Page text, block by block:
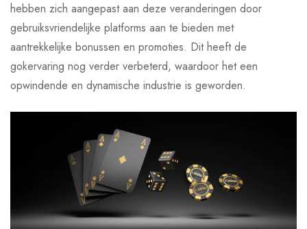
hebben zich aangepast aan deze veranderingen door
gebruiksvriendelijke platforms aan te bieden met
aantrekkelijke bonussen en promoties. Dit heeft de
gokervaring nog verder verbeterd, waardoor het een
opwindende en dynamische industrie is geworden.